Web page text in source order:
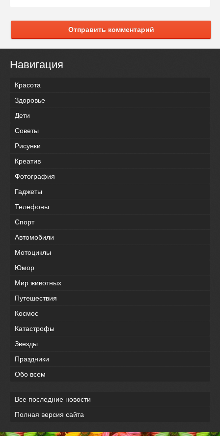
Отправить комментарий
Навигация
Красота
Здоровье
Дети
Советы
Рисунки
Креатив
Фотография
Гаджеты
Телефоны
Спорт
Автомобили
Мотоциклы
Юмор
Мир животных
Путешествия
Космос
Катастрофы
Звезды
Праздники
Обо всем
Все последние новости
Полная версия сайта